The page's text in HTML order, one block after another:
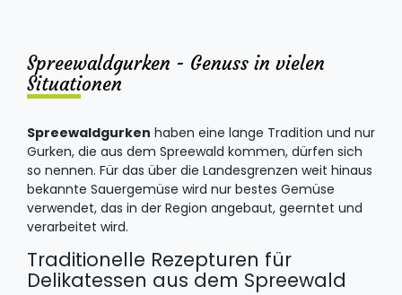
Spreewaldgurken - Genuss in vielen
Situationen
Spreewaldgurken haben eine lange Tradition und nur
Gurken, die aus dem Spreewald kommen, dürfen sich
so nennen. Für das über die Landesgrenzen weit hinaus
bekannte Sauergemüse wird nur bestes Gemüse
verwendet, das in der Region angebaut, geerntet und
verarbeitet wird.
Traditionelle Rezepturen für
Delikatessen aus dem Spreewald